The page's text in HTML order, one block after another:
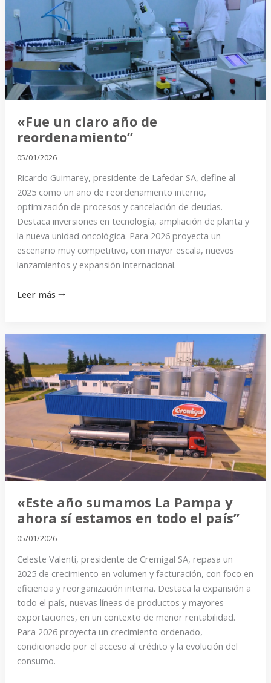
«Fue un claro año de
reordenamiento”
05/01/2026
Ricardo Guimarey, presidente de Lafedar SA, define al
2025 como un año de reordenamiento interno,
optimización de procesos y cancelación de deudas.
Destaca inversiones en tecnología, ampliación de planta y
la nueva unidad oncológica. Para 2026 proyecta un
escenario muy competitivo, con mayor escala, nuevos
lanzamientos y expansión internacional.
año
de
reordenamiento”
Leer más 🠒
«Este año sumamos La Pampa y
ahora sí estamos en todo el país”
05/01/2026
Celeste Valenti, presidente de Cremigal SA, repasa un
2025 de crecimiento en volumen y facturación, con foco en
eficiencia y reorganización interna. Destaca la expansión a
todo el país, nuevas líneas de productos y mayores
exportaciones, en un contexto de menor rentabilidad.
Para 2026 proyecta un crecimiento ordenado,
condicionado por el acceso al crédito y la evolución del
consumo.
año
sumamos
La
Pampa
ahora
sí
estamos
en
todo
el